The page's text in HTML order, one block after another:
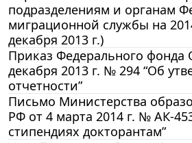
подразделениям и органам
миграционной службы на
декабря 2013 г.)
Приказ Федерального фонда
декабря 2013 г. № 294 “Об
отчетности”
Письмо Министерства
РФ от 4 марта 2014 г. № АК-
стипендиях докторантам”